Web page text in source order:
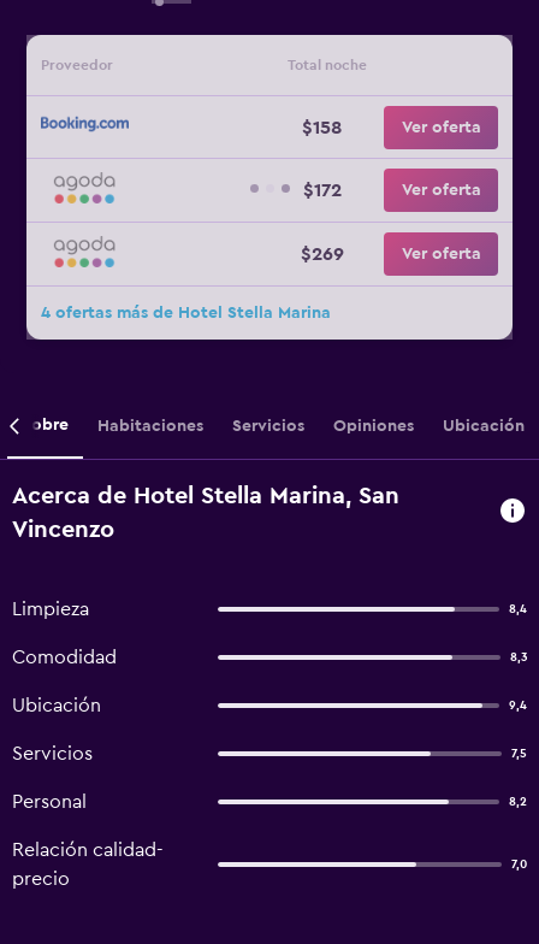
Proveedor Total noche
$158 Ver oferta
$172 Ver oferta
$269 Ver oferta
4 ofertas más de Hotel Stella Marina
Sobre Habitaciones Servicios Opiniones Ubicación
Acerca de Hotel Stella Marina, San
Vincenzo
Limpieza 8,4
Comodidad 8,3
Ubicación 9,4
Servicios 7,5
Personal 8,2
Relación calidad-
precio
7,0